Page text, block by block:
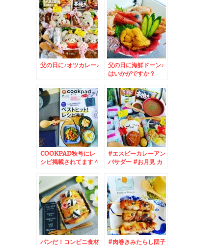
父の日に♪オツカレー♪
父の日に海鮮ドーン♪
はいかがですか？
COOKPAD秋号にレ
シピ掲載されてます＾
#エスビーカレーアン
バサダー #お月見 カ
カレー編＾＾
パンだ！コンビニ食材
#肉巻きみたらし団子